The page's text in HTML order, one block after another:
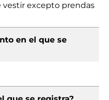
vestir excepto prendas
en el que se